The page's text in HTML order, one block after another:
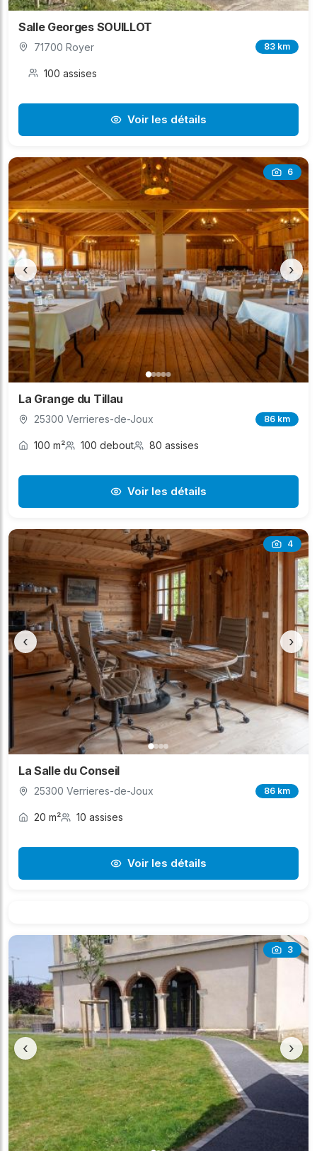
Salle Georges SOUILLOT
71700 Royer 83 km
100 assises
Voir les détails
6
‹ ›
La Grange du Tillau
25300 Verrieres-de-Joux 86 km
100 m² 100 debout 80 assises
Voir les détails
4
‹ ›
La Salle du Conseil
25300 Verrieres-de-Joux 86 km
20 m² 10 assises
Voir les détails
3
‹ ›